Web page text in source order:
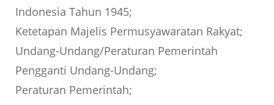
Indonesia Tahun 1945;
Ketetapan Majelis Permusyawaratan Rakyat;
Undang-Undang/Peraturan Pemerintah
Pengganti Undang-Undang;
Peraturan Pemerintah;